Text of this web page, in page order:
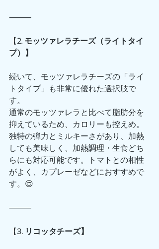
⸻
【2. モッツァレラチーズ（ライトタイ
プ）】
続いて、モッツァレラチーズの「ライ
トタイプ」も非常に優れた選択肢で
す。
通常のモッツァレラと比べて脂肪分を
抑えているため、カロリーも控えめ。
独特の弾力とミルキーさがあり、加熱
しても美味しく、加熱調理・生食どち
らにも対応可能です。トマトとの相性
がよく、カプレーゼなどにおすすめで
す。😌
⸻
【3. リコッタチーズ】